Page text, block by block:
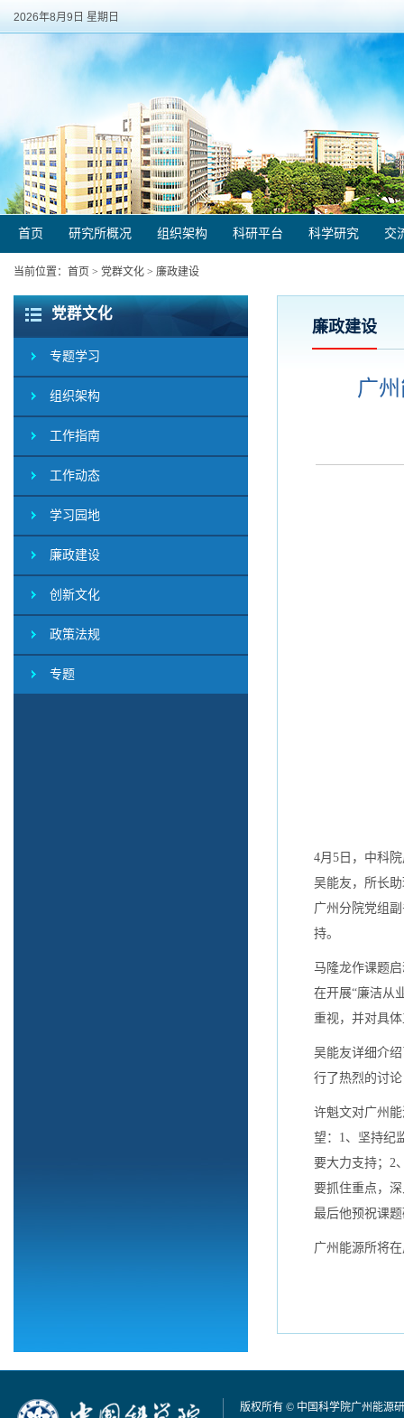
2026年8月9日 星期日
首页 研究所概况 组织架构 科研平台 科学研究 交
当前位置： 首页 > 党群文化 > 廉政建设
党群文化
专题学习
组织架构
工作指南
工作动态
学习园地
廉政建设
创新文化
政策法规
专题
廉政建设
广
4月5日，中科
吴能友，所长
广州分院党组
持。
马隆龙作课题
在开展“廉洁从
重视，并对具
吴能友详细介
行了热烈的讨
许魁文对广州
望：1、坚持纪
要大力支持；2
要抓住重点，
最后他预祝课
广州能源所将
版权所有 © 中国科学院广州能源